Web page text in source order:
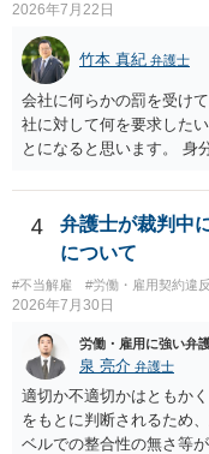
2026年7月22日
竹本 真紀 弁護士
会社に何らかの罰を受け
社に対して何を要求した
とになると思います。 身
わからない，そういう状
から始めるのがよいと思
4
弁護士が裁判中
について
#不当解雇 #労働・雇用契約違反
2026年7月30日
労働・雇用に強い弁
泉 亮介 弁護士
適切か不適切かはともか
をもとに判断されるため
ベルでの整合性の無さ等